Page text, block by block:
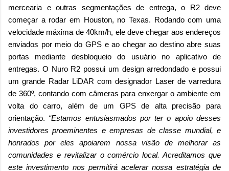
mercearia e outras segmentações de entrega, o R2 deve
começar a rodar em Houston, no Texas. Rodando com uma
velocidade máxima de 40km/h, ele deve chegar aos endereços
enviados por meio do GPS e ao chegar ao destino abre suas
portas mediante desbloqueio do usuário no aplicativo de
entregas. O Nuro R2 possui um design arredondado e possui
um grande Radar LiDAR com designador Laser de varredura
de 360º, contando com câmeras para enxergar o ambiente em
volta do carro, além de um GPS de alta precisão para
orientação. “Estamos entusiasmados por ter o apoio desses
investidores proeminentes e empresas de classe mundial, e
honrados por eles apoiarem nossa visão de melhorar as
comunidades e revitalizar o comércio local. Acreditamos que
este investimento nos permitirá acelerar nossa estratégia de